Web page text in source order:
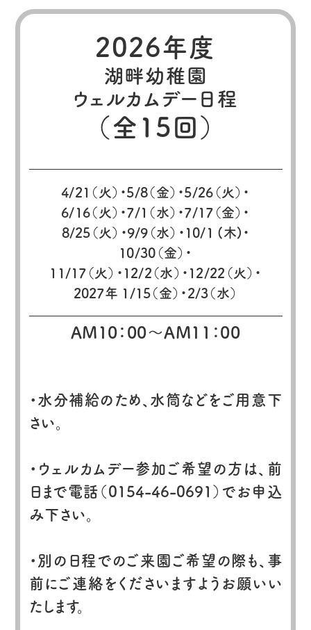
2026年度
湖畔幼稚園
ウェルカムデー日程
（全15回）
4/21（火）・5/8（金）・5/26（火）・
6/16（火）・7/1（水）・7/17（金）・
8/25（火）・9/9（水）・10/1 (木)・
10/30（金）・
11/17（火）・12/2（水）・12/22（火）・
2027年 1/15（金）・2/3（水）
AM10：00〜AM11：00
・水分補給のため、水筒などをご用意下
さい。
・ウェルカムデー参加ご希望の方は、前
日まで電話（0154-46-0691）でお申込
み下さい。
・別の日程でのご来園ご希望の際も、事
前にご連絡をくださいますようお願いい
たします。